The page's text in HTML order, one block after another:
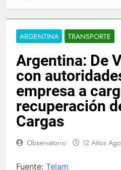
ARGENTINA TRANSPORTE
Argentina: De
con
empresa a
recuperación
Cargas
Observatorio 12 Años Ago
Fuente: Telam